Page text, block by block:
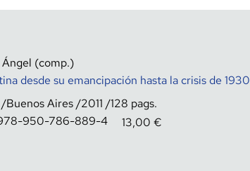
(comp.)
desde su emancipación hasta la crisis de 1930
Buenos Aires 2011 128
950-786-889-4 13,00 €